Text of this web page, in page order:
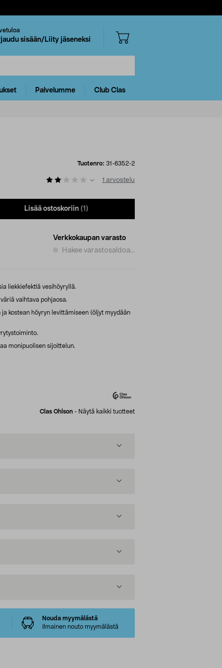
sisään/Liity jäseneksi
Palvelumme Club Clas
Tuotenro: 31-6352-2
1 arvostelu
Lisää ostoskoriin (1)
Verkkokaupan varasto
Hakee varastosaldoa...
liekkiefektiä vesihöyryllä.
vaihtava pohjaosa.
kostean höyryn levittämiseen (öljyt myydään
monipuolisen sijoittelun.
Clas Ohlson - Näytä kaikki tuotteet
Nouda myymälästä
Ilmainen nouto myymälästä